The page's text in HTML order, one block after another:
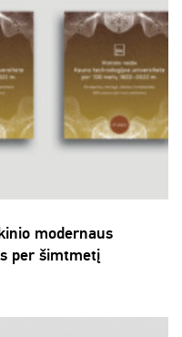
modernaus
per šimtmetį